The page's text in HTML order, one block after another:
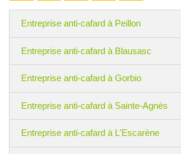
Entreprise anti-cafard à Peillon
Entreprise anti-cafard à Blausasc
Entreprise anti-cafard à Gorbio
Entreprise anti-cafard à Sainte-Agnès
Entreprise anti-cafard à L'Escarène